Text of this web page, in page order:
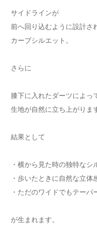
サイドラインが
前へ回り込むように設計さ
カーブシルエット。
さらに
膝下に入れたダーツによっ
生地が自然に立ち上がりま
結果として
・横から見た時の独特なシ
・歩いたときに自然な立体
・ただのワイドでもテーパ
が生まれます。